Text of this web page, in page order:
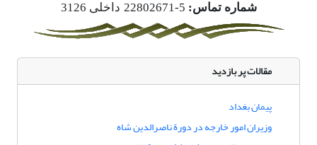
شماره تماس: 5-22802671 داخلی 3126
مقالات پر بازدید
پیمان بغداد
وزیران امور خارجه در دورة ناصرالدین شاه